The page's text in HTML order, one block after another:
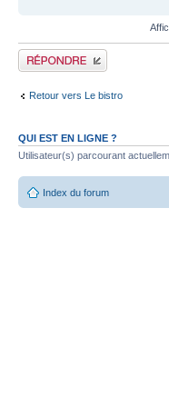
Publier une réponse
Retour vers Le bistro
QUI EST EN LIGNE ?
Utilisateur(s) parcourant
Index du forum